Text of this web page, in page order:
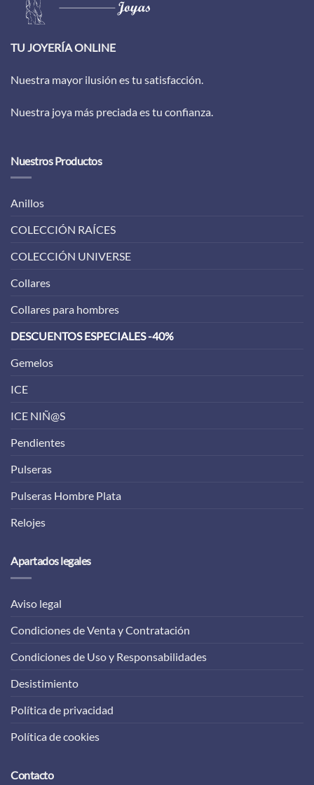
TU JOYERÍA ONLINE
Nuestra mayor ilusión es tu satisfacción.
Nuestra joya más preciada es tu confianza.
Nuestros Productos
Anillos
COLECCIÓN RAÍCES
COLECCIÓN UNIVERSE
Collares
Collares para hombres
DESCUENTOS ESPECIALES -40%
Gemelos
ICE
ICE NIÑ@S
Pendientes
Pulseras
Pulseras Hombre Plata
Relojes
Apartados legales
Aviso legal
Condiciones de Venta y Contratación
Condiciones de Uso y Responsabilidades
Desistimiento
Política de privacidad
Política de cookies
Contacto